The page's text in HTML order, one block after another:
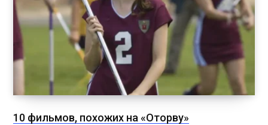
10 фильмов, похожих на «Оторву»